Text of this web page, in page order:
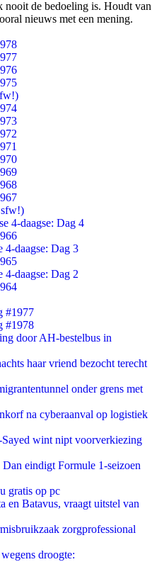
nooit de bedoeling is. Houdt van
nieuws met een mening.
4-daagse: Dag 4
4-daagse: Dag 3
daagse: Dag 2
#1977
#1978
door AH-bestelbus in
haar vriend bezocht terecht
onder grens met
na cyberaanval op logistiek
wint nipt voorverkiezing
eindigt Formule 1-seizoen
gratis op pc
en Batavus, vraagt uitstel van
zorgprofessional
droogte: